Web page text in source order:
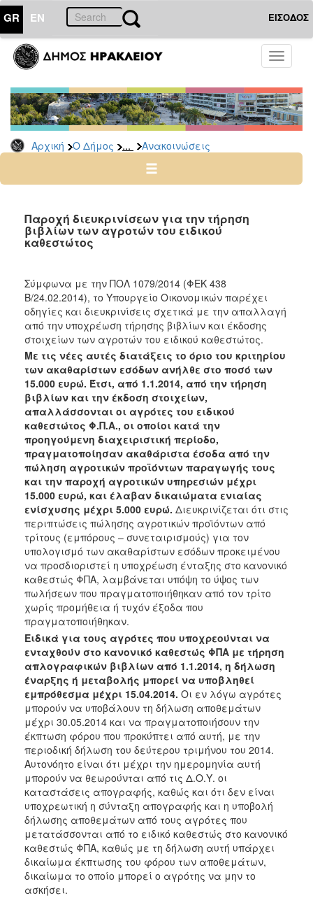
GR EN ΕΙΣΟΔΟΣ
Toggle
Αρχική Ο Δήμος ... Ανακοινώσεις
ΔΗΜΟΣ
Υπηρεσίες
&
Φορείς
Δημοτικές
Υπηρεσίες
Ηλεκτρονική
Διακυβέρνηση
Σχολικές
Αγροτική
Ανάπτυξη
Ανακοινώσεις
Προγράμματα
Προσχολική
Αγωγή
Κοιμητήρια
Κέντρο
Οικογένειας
ΤΟΠΟΣ
ΠΟΛΙΤΙΣΜΟΣ
ΑΝΘΕΚΤΙΚΗ
ΠΟΛΗ
Παροχή διευκρινίσεων για την τήρηση
βιβλίων των αγροτών του ειδικού
καθεστώτος
Σύμφωνα με την ΠΟΛ 1079/2014 (ΦΕΚ 438
Β/24.02.2014), το Υπουργείο Οικονομικών παρέχει
οδηγίες και διευκρινίσεις σχετικά με την απαλλαγή
από την υποχρέωση τήρησης βιβλίων και έκδοσης
στοιχείων των αγροτών του ειδικού καθεστώτος.
Με τις νέες αυτές διατάξεις το όριο του κριτηρίου
των ακαθαρίστων εσόδων ανήλθε στο ποσό των
15.000 ευρώ. Έτσι, από 1.1.2014, από την τήρηση
βιβλίων και την έκδοση στοιχείων,
απαλλάσσονται οι αγρότες του ειδικού
καθεστώτος Φ.Π.Α., οι οποίοι κατά την
προηγούμενη διαχειριστική περίοδο,
πραγματοποίησαν ακαθάριστα έσοδα από την
πώληση αγροτικών προϊόντων παραγωγής τους
και την παροχή αγροτικών υπηρεσιών μέχρι
15.000 ευρώ, και έλαβαν δικαιώματα ενιαίας
ενίσχυσης μέχρι 5.000 ευρώ. Διευκρινίζεται ότι στις
περιπτώσεις πώλησης αγροτικών προϊόντων από
τρίτους (εμπόρους – συνεταιρισμούς) για τον
υπολογισμό των ακαθαρίστων εσόδων προκειμένου
να προσδιοριστεί η υποχρέωση ένταξης στο κανονικό
καθεστώς ΦΠΑ, λαμβάνεται υπόψη το ύψος των
πωλήσεων που πραγματοποιήθηκαν από τον τρίτο
χωρίς προμήθεια ή τυχόν έξοδα που
πραγματοποιήθηκαν.
Ειδικά για τους αγρότες που υποχρεούνται να
ενταχθούν στο κανονικό καθεστώς ΦΠΑ με τήρηση
απλογραφικών βιβλίων από 1.1.2014, η δήλωση
έναρξης ή μεταβολής μπορεί να υποβληθεί
εμπρόθεσμα μέχρι 15.04.2014. Οι εν λόγω αγρότες
μπορούν να υποβάλουν τη δήλωση αποθεμάτων
μέχρι 30.05.2014 και να πραγματοποιήσουν την
έκπτωση φόρου που προκύπτει από αυτή, με την
περιοδική δήλωση του δεύτερου τριμήνου του 2014.
Αυτονόητο είναι ότι μέχρι την ημερομηνία αυτή
μπορούν να θεωρούνται από τις Δ.Ο.Υ. οι
καταστάσεις απογραφής, καθώς και ότι δεν είναι
υποχρεωτική η σύνταξη απογραφής και η υποβολή
δήλωσης αποθεμάτων από τους αγρότες που
μετατάσσονται από το ειδικό καθεστώς στο κανονικό
καθεστώς ΦΠΑ, καθώς με τη δήλωση αυτή υπάρχει
δικαίωμα έκπτωσης του φόρου των αποθεμάτων,
δικαίωμα το οποίο μπορεί ο αγρότης να μην το
ασκήσει.